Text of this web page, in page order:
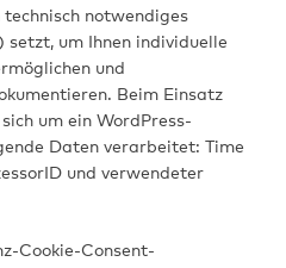
notwendiges
setzt, um Ihnen individuelle
und
Beim Einsatz
um ein WordPress-
Daten verarbeitet: Time
und verwendeter
Cookie-Consent-